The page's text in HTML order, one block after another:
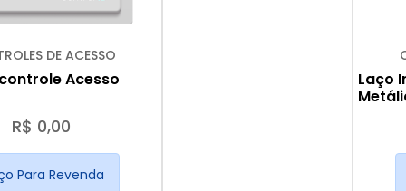
DE ACESSO
Acesso
R$ 0,00
Para Revenda
Laço